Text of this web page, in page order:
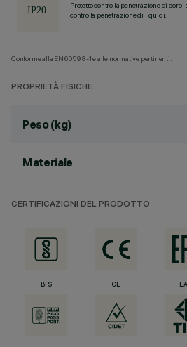
Protetto contro la penetrazione di
contro la penetrazione di liquidi.
Conforme alla EN60598-1 e alle normative pertinenti.
PROPRIETÀ FISICHE
Peso (kg)
Materiale
CERTIFICAZIONI DEL PRODOTTO
BIS CE